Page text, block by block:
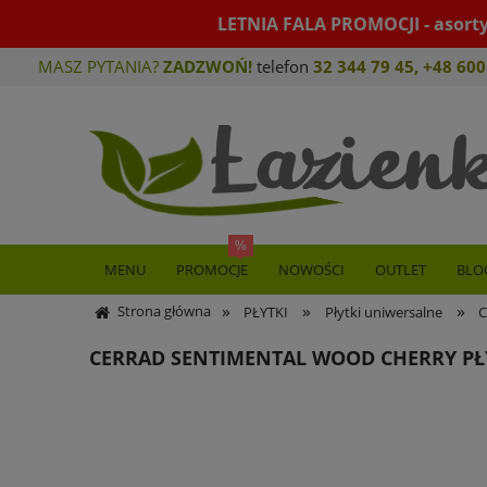
LETNIA FALA PROMOCJI -
MASZ PYTANIA? ZADZWOŃ! telefon 32 344 79 45, +48
MENU PROMOCJE NOWOŚCI OUTLET
Strona główna » PŁYTKI » Płytki uniwersalne »
CERRAD SENTIMENTAL WOOD CHERRY